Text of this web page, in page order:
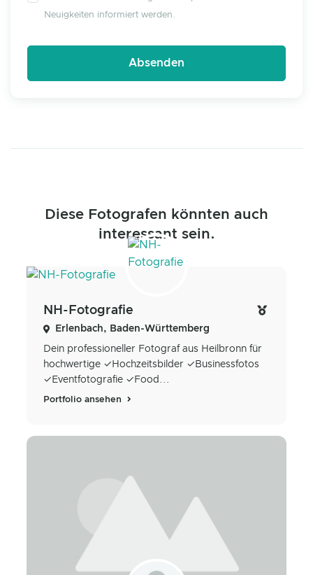
Neuigkeiten informiert werden.
Diese Fotografen könnten auch
interessant sein.
NH-Fotografie
Erlenbach, Baden-Württemberg
Dein professioneller Fotograf aus Heilbronn für
hochwertige ✓Hochzeitsbilder ✓Businessfotos
✓Eventfotografie ✓Food...
Portfolio ansehen